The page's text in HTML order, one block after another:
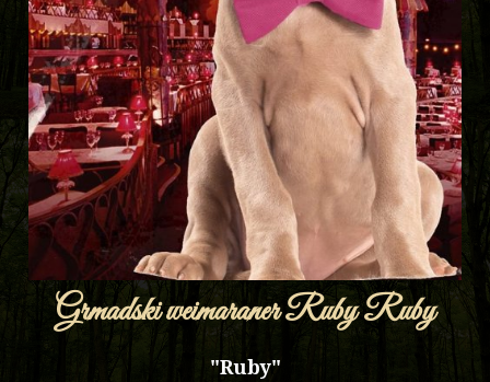
Grmadski weimaraner Ruby Ruby
"Ruby"